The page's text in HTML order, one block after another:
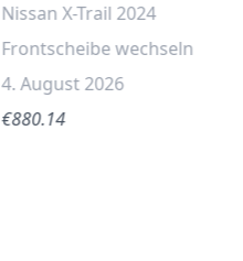
Nissan X-Trail 2024
Frontscheibe wechseln
4. August 2026
€880.14